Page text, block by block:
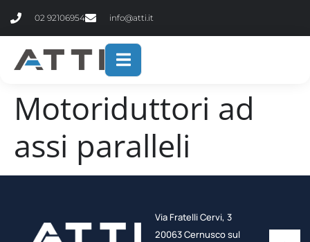
02 92106954 info@atti.it
Motoriduttori ad
assi paralleli
Via Fratelli Cervi, 3
20063 Cernusco sul